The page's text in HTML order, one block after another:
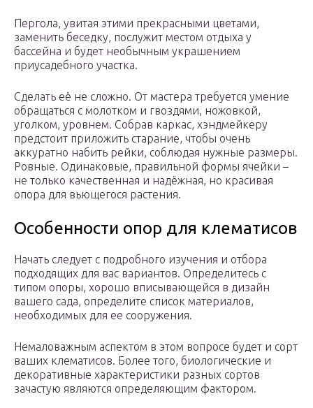
Пергола, увитая этими прекрасными цветами,
заменить беседку, послужит местом отдыха у
бассейна и будет необычным украшением
приусадебного участка.
Сделать её не сложно. От мастера требуется умение
обращаться с молотком и гвоздями, ножовкой,
уголком, уровнем. Собрав каркас, хэндмейкеру
предстоит приложить старание, чтобы очень
аккуратно набить рейки, соблюдая нужные размеры.
Ровные. Одинаковые, правильной формы ячейки –
не только качественная и надёжная, но красивая
опора для вьющегося растения.
Особенности опор для клематисов
Начать следует с подробного изучения и отбора
подходящих для вас вариантов. Определитесь с
типом опоры, хорошо вписывающейся в дизайн
вашего сада, определите список материалов,
необходимых для ее сооружения.
Немаловажным аспектом в этом вопросе будет и сорт
ваших клематисов. Более того, биологические и
декоративные характеристики разных сортов
зачастую являются определяющим фактором.